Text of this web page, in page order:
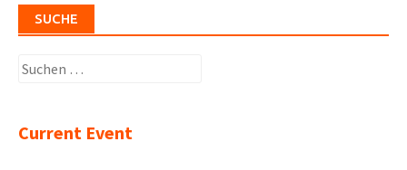
SUCHE
Suchen
Current Event